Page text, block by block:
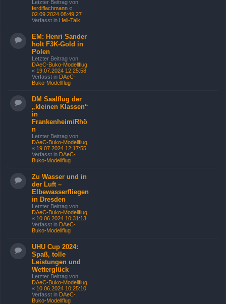
Letzter Beitrag von
ferdiflachmann «
02.09.2024 08:49:27
Verfasst in Heli-Talk
EM: Henri Sander
holt F3K-Gold in
Polen
Letzter Beitrag von
DAeC-Buko-Modellflug
« 19.07.2024 12:25:58
Verfasst in DAeC-
Buko-Modellflug
DM Saalflug der
„kleinen Klassen“
in
Frankenheim/Rhö
n
Letzter Beitrag von
DAeC-Buko-Modellflug
« 19.07.2024 12:17:55
Verfasst in DAeC-
Buko-Modellflug
Zu Wasser und in
der Luft –
Elbewasserfliegen
in Dresden
Letzter Beitrag von
DAeC-Buko-Modellflug
« 10.06.2024 10:31:13
Verfasst in DAeC-
Buko-Modellflug
UHU Cup 2024:
Spaß, tolle
Leistungen und
Wetterglück
Letzter Beitrag von
DAeC-Buko-Modellflug
« 10.06.2024 10:25:10
Verfasst in DAeC-
Buko-Modellflug